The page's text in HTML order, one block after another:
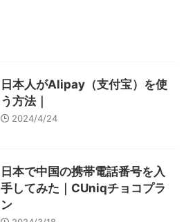
日本人がAlipay（支付宝）を使
う方法｜
2024/4/24
日本で中国の携帯電話番号を入
手してみた｜CUniqチョコプラ
ン